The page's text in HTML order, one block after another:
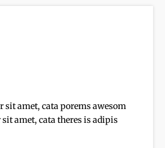
sit amet, cata porems awesom
amet, cata theres is adipis